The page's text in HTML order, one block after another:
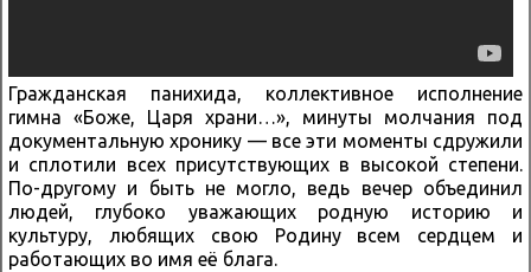
Гражданская панихида, коллективное исполнение
гимна «Боже, Царя храни…», минуты молчания под
документальную хронику — все эти моменты сдружили
и сплотили всех присутствующих в высокой степени.
По-другому и быть не могло, ведь вечер объединил
людей, глубоко уважающих родную историю и
культуру, любящих свою Родину всем сердцем и
работающих во имя её блага.